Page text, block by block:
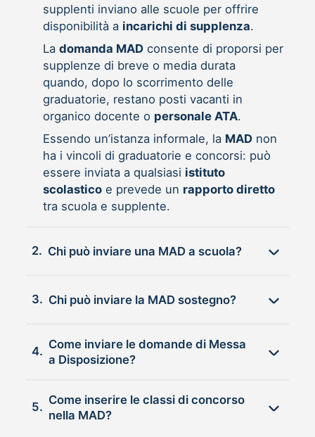
supplenti inviano alle scuole per offrire
disponibilità a incarichi di supplenza.
La domanda MADconsente di proporsi per
supplenze di breve o media durata
quando, dopo lo scorrimento delle
graduatorie, restano posti vacanti in
organico docente o personale ATA.
Essendo un’istanza informale, la MADnon
ha i vincoli di graduatorie e concorsi: può
essere inviata a qualsiasi istituto
scolasticoe prevede un rapporto diretto
tra scuola e supplente.
2. Chi può inviare una MAD a scuola?
3. Chi può inviare la MAD sostegno?
4.
Come inviare le domande di Messa
a Disposizione?
5.
Come inserire le classi di concorso
nella MAD?